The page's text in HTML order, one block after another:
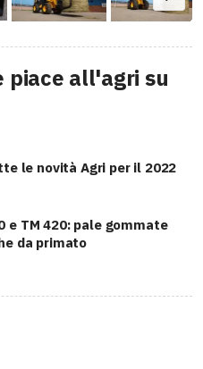
all'agri su
le novità Agri per il 2022
e TM 420: pale gommate
da primato